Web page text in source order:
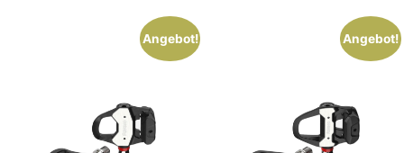
Angebot! Angebot!